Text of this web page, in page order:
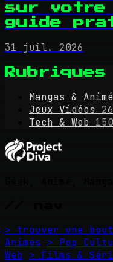
sur votre
guide
31 juil. 2026
Rubriques
Mangas &
Jeux Vidéos
Tech & Web
> trouver une
Animés
> Pop
Web > Films &